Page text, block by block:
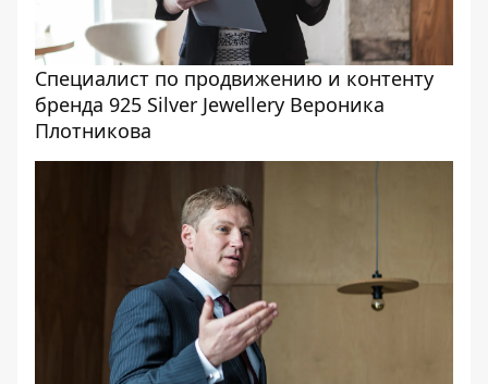
Специалист по продвижению и контенту
бренда 925 Silver Jewellery Вероника
Плотникова